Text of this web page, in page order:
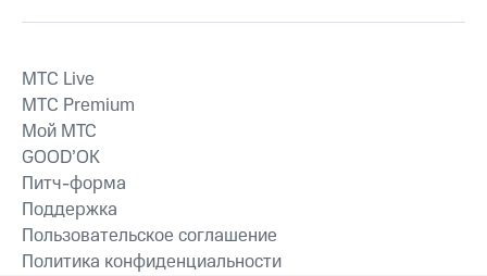
MTС Live
MTС Premium
Мой МТС
GOOD’OK
Питч-форма
Поддержка
Пользовательское соглашение
Политика конфиденциальности